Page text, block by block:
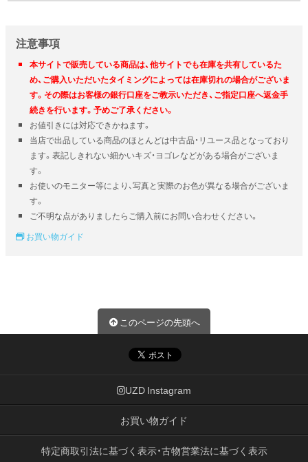
注意事項
本サイトで販売している商品は、他サイトでも在庫を共有しているた
め、ご購入いただいたタイミングによっては在庫切れの場合がございま
す。その際はお客様の銀行口座をご教示いただき、ご指定口座へ返金手
続きを行います。予めご了承ください。
お値引きには対応できかねます。
当店で出品している商品のほとんどは中古品・リユース品となっており
ます。表記しきれない細かいキズ・ヨゴレなどがある場合がございま
す。
お使いのモニター等により、写真と実際のお色が異なる場合がございま
す。
ご不明な点がありましたらご購入前にお問い合わせください。
お買い物ガイド
このページの先頭へ
UZD Instagram
お買い物ガイド
特定商取引法に基づく表示・古物営業法に基づく表示